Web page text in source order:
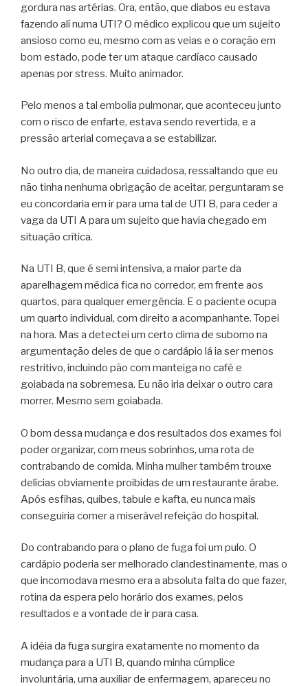
gordura nas artérias. Ora, então, que diabos eu estava
fazendo alí numa UTI? O médico explicou que um sujeito
ansioso como eu, mesmo com as veias e o coração em
bom estado, pode ter um ataque cardíaco causado
apenas por stress. Muito animador.
Pelo menos a tal embolia pulmonar, que aconteceu junto
com o risco de enfarte, estava sendo revertida, e a
pressão arterial começava a se estabilizar.
No outro dia, de maneira cuidadosa, ressaltando que eu
não tinha nenhuma obrigação de aceitar, perguntaram se
eu concordaria em ir para uma tal de UTI B, para ceder a
vaga da UTI A para um sujeito que havia chegado em
situação crítica.
Na UTI B, que é semi intensiva, a maior parte da
aparelhagem médica fica no corredor, em frente aos
quartos, para qualquer emergência. E o paciente ocupa
um quarto individual, com direito a acompanhante. Topei
na hora. Mas a detectei um certo clima de suborno na
argumentação deles de que o cardápio lá ia ser menos
restritivo, incluindo pão com manteiga no café e
goiabada na sobremesa. Eu não iria deixar o outro cara
morrer. Mesmo sem goiabada.
O bom dessa mudança e dos resultados dos exames foi
poder organizar, com meus sobrinhos, uma rota de
contrabando de comida. Minha mulher também trouxe
delícias obviamente proibidas de um restaurante árabe.
Após esfihas, quibes, tabule e kafta, eu nunca mais
conseguiria comer a miserável refeição do hospital.
Do contrabando para o plano de fuga foi um pulo. O
cardápio poderia ser melhorado clandestinamente, mas o
que incomodava mesmo era a absoluta falta do que fazer,
rotina da espera pelo horário dos exames, pelos
resultados e a vontade de ir para casa.
A idéia da fuga surgira exatamente no momento da
mudança para a UTI B, quando minha cúmplice
involuntária, uma auxiliar de enfermagem, apareceu no